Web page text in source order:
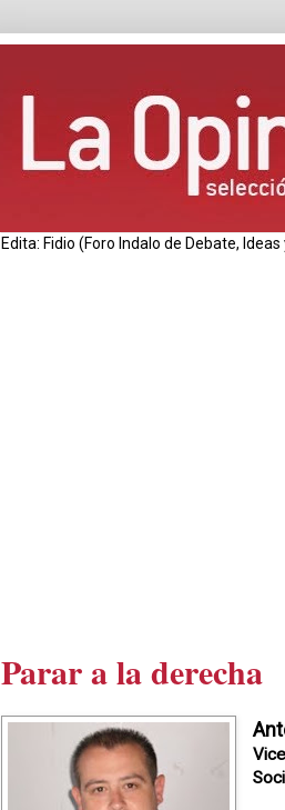
Edita: Fidio (Foro Indalo de Debate,
Parar a la derecha